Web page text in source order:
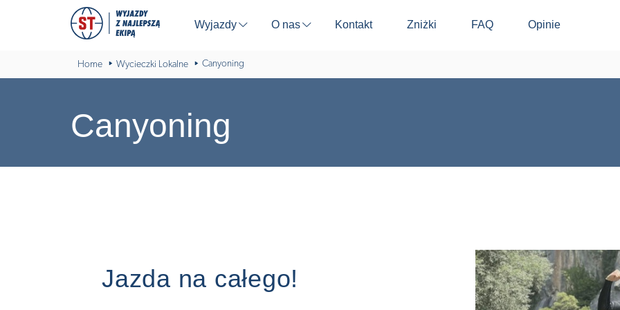
Wyjazdy ⬇ O nas ⬇ Kontakt Zniżki FAQ Opinie
Home Wycieczki Lokalne Canyoning
Canyoning
Jazda na całego!